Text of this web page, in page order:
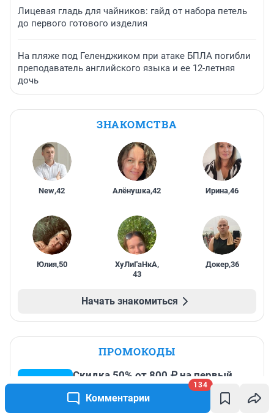
Комментарии
134
Лицевая гладь для чайников: гайд от набора петель
до первого готового изделия
На пляже под Геленджиком при атаке БПЛА погибли
преподаватель английского языка и ее 12-летняя
дочь
ЗНАКОМСТВА
New,42 Алёнушка,42 Ирина,46
Юлия,50 ХуЛиГаНкА,
43
Докер,36
Начать знакомиться
ПРОМОКОДЫ
Скидка 50% от 800 ₽ на первый
заказ, максимальная скидка 600 ₽
До 31 августа, 2026